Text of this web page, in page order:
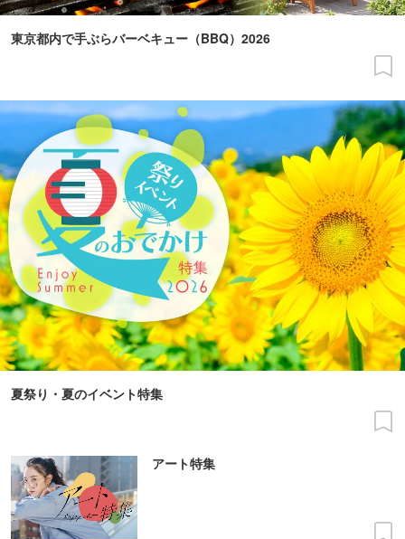
東京都内で手ぶらバーベキュー（BBQ）2026
夏祭り・夏のイベント特集
アート特集